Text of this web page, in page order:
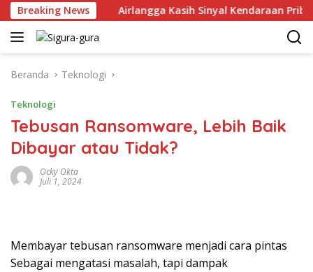
Langsung
ke
konten
Breaking News
Juni 2026 Airlangga Kasih Sinyal Kendaraan Pribadi
Beranda Teknologi
Teknologi
Tebusan Ransomware, Lebih Baik
Dibayar atau Tidak?
Ocky Okta
Juli 1, 2024
Membayar tebusan ransomware menjadi cara pintas
Sebagai mengatasi masalah, tapi dampak